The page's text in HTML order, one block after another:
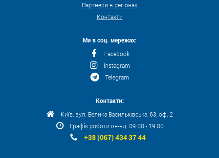
Партнери в регіонах
Контакти
Ми в соц. мережах:
Facebook
Instagram
Telegram
Контакти:
Київ, вул. Велика Васильківська, 63, оф. 2
Графік роботи пн-нд: 09:00 - 19:00
+38 (067) 434 37 44